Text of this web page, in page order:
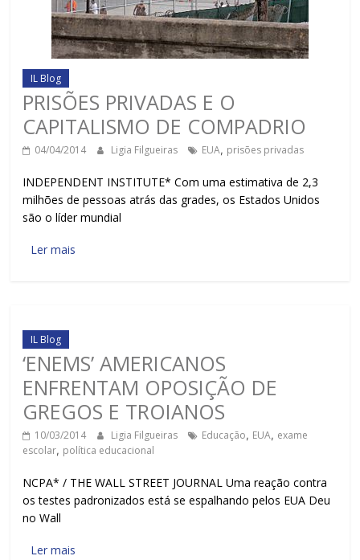
IL Blog
PRISÕES PRIVADAS E O
CAPITALISMO DE COMPADRIO
04/04/2014 Ligia Filgueiras EUA, prisões privadas
INDEPENDENT INSTITUTE* Com uma estimativa de 2,3
milhões de pessoas atrás das grades, os Estados Unidos
são o líder mundial
Ler mais
IL Blog
‘ENEMS’ AMERICANOS
ENFRENTAM OPOSIÇÃO DE
GREGOS E TROIANOS
10/03/2014 Ligia Filgueiras Educação, EUA, exame
escolar, política educacional
NCPA* / THE WALL STREET JOURNAL Uma reação contra
os testes padronizados está se espalhando pelos EUA Deu
no Wall
Ler mais